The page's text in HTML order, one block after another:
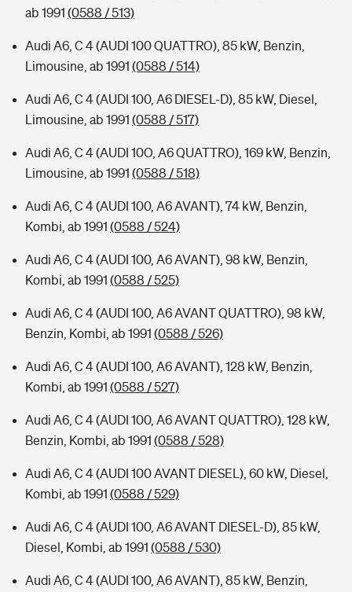
ab 1991 (0588 / 513)
Audi A6, C 4 (AUDI 100 QUATTRO), 85 kW, Benzin,
Limousine, ab 1991 (0588 / 514)
Audi A6, C 4 (AUDI 100, A6 DIESEL-D), 85 kW, Diesel,
Limousine, ab 1991 (0588 / 517)
Audi A6, C 4 (AUDI 10O, A6 QUATTRO), 169 kW, Benzin,
Limousine, ab 1991 (0588 / 518)
Audi A6, C 4 (AUDI 100, A6 AVANT), 74 kW, Benzin,
Kombi, ab 1991 (0588 / 524)
Audi A6, C 4 (AUDI 100, A6 AVANT), 98 kW, Benzin,
Kombi, ab 1991 (0588 / 525)
Audi A6, C 4 (AUDI 100, A6 AVANT QUATTRO), 98 kW,
Benzin, Kombi, ab 1991 (0588 / 526)
Audi A6, C 4 (AUDI 100, A6 AVANT), 128 kW, Benzin,
Kombi, ab 1991 (0588 / 527)
Audi A6, C 4 (AUDI 100, A6 AVANT QUATTRO), 128 kW,
Benzin, Kombi, ab 1991 (0588 / 528)
Audi A6, C 4 (AUDI 100 AVANT DIESEL), 60 kW, Diesel,
Kombi, ab 1991 (0588 / 529)
Audi A6, C 4 (AUDI 100, A6 AVANT DIESEL-D), 85 kW,
Diesel, Kombi, ab 1991 (0588 / 530)
Audi A6, C 4 (AUDI 100, A6 AVANT), 85 kW, Benzin,